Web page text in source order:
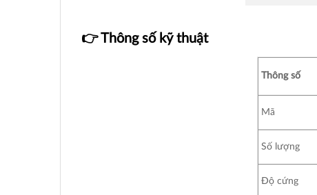
👉 Thông số kỹ thuật
Thông số
Mã
Số lượng
Độ cứng